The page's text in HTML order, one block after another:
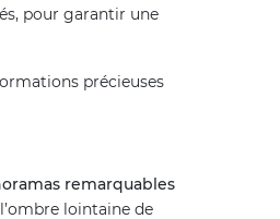
pour garantir une
précieuses
remarquables
lointaine de